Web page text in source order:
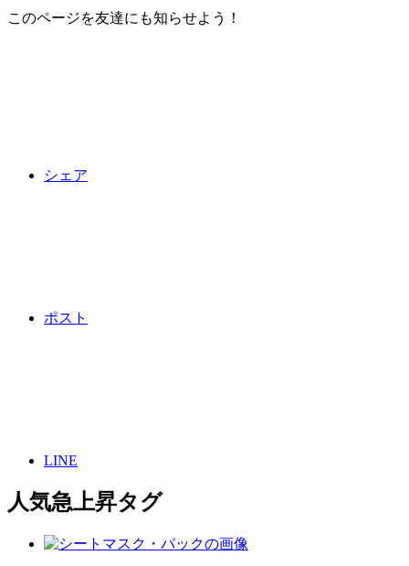
このページを友達にも知らせよう！
シェア
ポスト
LINE
人気急上昇タグ